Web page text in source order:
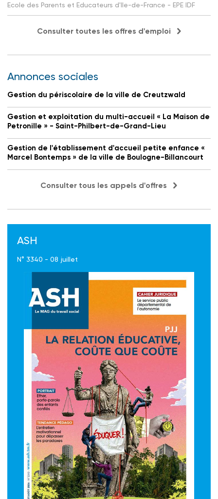
Ecole des Parents et Educateurs d'Ile-de-France - EPE IDF
Consulter toutes les offres d'emploi
Annonces sociales
Gestion du périscolaire de la ville de Creutzwald
Gestion et exploitation du multi-accueil « La Maison de
Petronille » - Saint-Philbert-de-Grand-Lieu
Gestion de l'établissement d'accueil petite enfance «
Marcel Bontemps » de la ville de Boulogne-Billancourt
Consulter tous les appels d'offres
ASH
N° 3340 - 08 juillet